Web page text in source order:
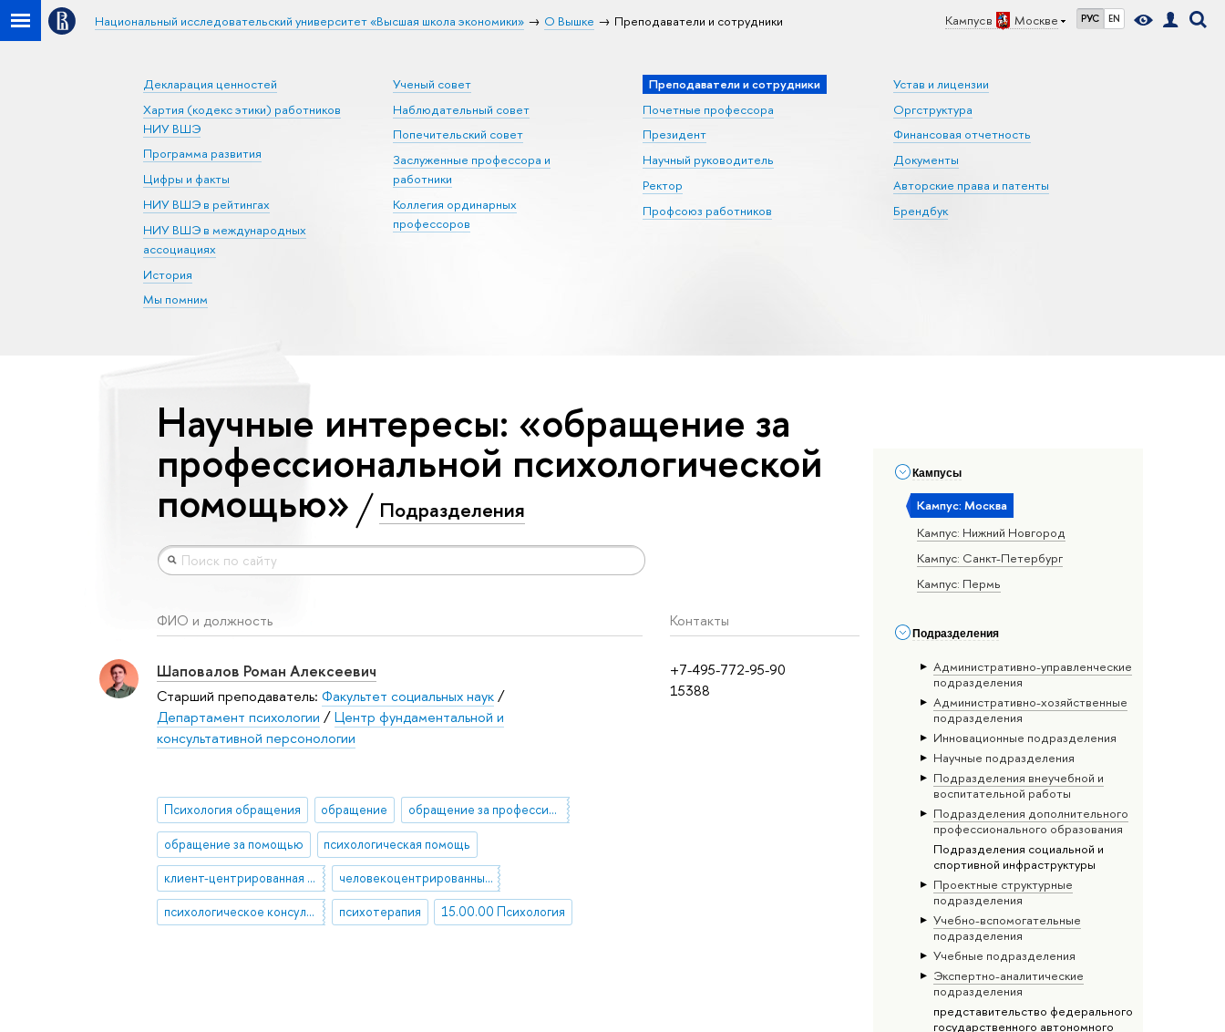
Кампус в Москве РУС EN
Национальный исследовательский университет «Высшая школа экономики» О Вышке Преподаватели и сотрудники
Декларация ценностей
Хартия (кодекс этики) работников
НИУ ВШЭ
Программа развития
Цифры и факты
НИУ ВШЭ в рейтингах
НИУ ВШЭ в международных
ассоциациях
История
Мы помним
Ученый совет
Наблюдательный совет
Попечительский совет
Заслуженные профессора и
работники
Коллегия ординарных
профессоров
Преподаватели и сотрудники
Почетные профессора
Президент
Научный руководитель
Ректор
Профсоюз работников
Устав и лицензии
Оргструктура
Финансовая отчетность
Документы
Авторские права и патенты
Брендбук
Кампусы
Кампус: Москва
Кампус: Нижний Новгород
Кампус: Санкт-Петербург
Кампус: Пермь
Подразделения
Административно-управленческие
подразделения
Административно-хозяйственные
подразделения
Инновационные подразделения
Научные подразделения
Подразделения внеучебной и
воспитательной работы
Подразделения дополнительного
профессионального образования
Подразделения социальной и
спортивной инфраструктуры
Проектные структурные
подразделения
Учебно-вспомогательные
подразделения
Учебные подразделения
Экспертно-аналитические
подразделения
представительство федерального
государственного автономного
Научные интересы: «обращение за
профессиональной психологической
помощью» Подразделения
ФИО и должность Контакты
+7-495-772-95-90
15388
Шаповалов Роман Алексеевич
Старший преподаватель: Факультет социальных наук/
Департамент психологии /Центр фундаментальной и
консультативной персонологии
Психология обращения обращение обращение за профессиональной психологической помощью
обращение за помощью психологическая помощь
клиент-центрированная психотерапия человекоцентрированный подход
психологическое консультирование психотерапия 15.00.00 Психология